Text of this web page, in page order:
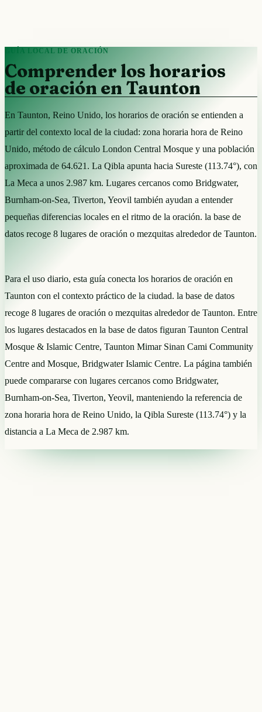
GUÍA LOCAL DE ORACIÓN
Comprender los horarios
de oración en Taunton
En Taunton, Reino Unido, los horarios de oración se entienden a
partir del contexto local de la ciudad: zona horaria hora de Reino
Unido, método de cálculo London Central Mosque y una población
aproximada de 64.621. La Qibla apunta hacia Sureste (113.74°), con
La Meca a unos 2.987 km. Lugares cercanos como Bridgwater,
Burnham-on-Sea, Tiverton, Yeovil también ayudan a entender
pequeñas diferencias locales en el ritmo de la oración. la base de
datos recoge 8 lugares de oración o mezquitas alrededor de Taunton.
Para el uso diario, esta guía conecta los horarios de oración en
Taunton con el contexto práctico de la ciudad. la base de datos
recoge 8 lugares de oración o mezquitas alrededor de Taunton. Entre
los lugares destacados en la base de datos figuran Taunton Central
Mosque & Islamic Centre, Taunton Mimar Sinan Cami Community
Centre and Mosque, Bridgwater Islamic Centre. La página también
puede compararse con lugares cercanos como Bridgwater,
Burnham-on-Sea, Tiverton, Yeovil, manteniendo la referencia de
zona horaria hora de Reino Unido, la Qibla Sureste (113.74°) y la
distancia a La Meca de 2.987 km.